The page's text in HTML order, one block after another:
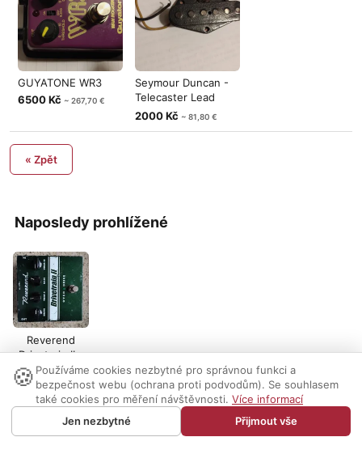
Naposledy prohlížené
Reverend
Drivetrain II -
vintage, plně
analogo
GUYATONE WR3
6500 Kč ~ 267,70 €
Seymour Duncan -
Telecaster Lead
pickup, vint
2000 Kč ~ 81,80 €
« Zpět
Nastavení cookies | Vzhled:světlý tmavý | Kontakt
© 1999-2026 AUDIO PARTNER s.r.o.
🍪 Používáme cookies nezbytné pro správnou funkci a
bezpečnost webu (ochrana proti podvodům). Se souhlasem
také cookies pro měření návštěvnosti. Více informací
Jen nezbytné
Přijmout vše